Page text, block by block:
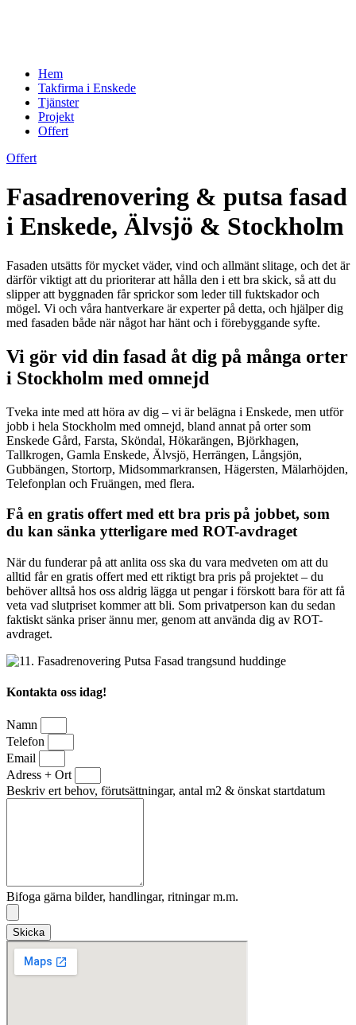
Hem
Takfirma i Enskede
Tjänster
Projekt
Offert
Offert
Fasadrenovering & putsa fasad
i Enskede, Älvsjö & Stockholm
Fasaden utsätts för mycket väder, vind och allmänt slitage, och det är
därför viktigt att du prioriterar att hålla den i ett bra skick, så att du
slipper att byggnaden får sprickor som leder till fuktskador och
mögel. Vi och våra hantverkare är experter på detta, och hjälper dig
med fasaden både när något har hänt och i förebyggande syfte.
Vi gör vid din fasad åt dig på många orter
i Stockholm med omnejd
Tveka inte med att höra av dig – vi är belägna i Enskede, men utför
jobb i hela Stockholm med omnejd, bland annat på orter som
Enskede Gård, Farsta, Sköndal, Hökarängen, Björkhagen,
Tallkrogen, Gamla Enskede, Älvsjö, Herrängen, Långsjön,
Gubbängen, Stortorp, Midsommarkransen, Hägersten, Mälarhöjden,
Telefonplan och Fruängen, med flera.
Få en gratis offert med ett bra pris på jobbet, som
du kan sänka ytterligare med ROT-avdraget
När du funderar på att anlita oss ska du vara medveten om att du
alltid får en gratis offert med ett riktigt bra pris på projektet – du
behöver alltså hos oss aldrig lägga ut pengar i förskott bara för att få
veta vad slutpriset kommer att bli. Som privatperson kan du sedan
faktiskt sänka priser ännu mer, genom att använda dig av ROT-
avdraget.
Kontakta oss idag!
Namn
Telefon
Email
Adress + Ort
Beskriv ert behov, förutsättningar, antal m2 & önskat startdatum
Bifoga gärna bilder, handlingar, ritningar m.m.
Skicka